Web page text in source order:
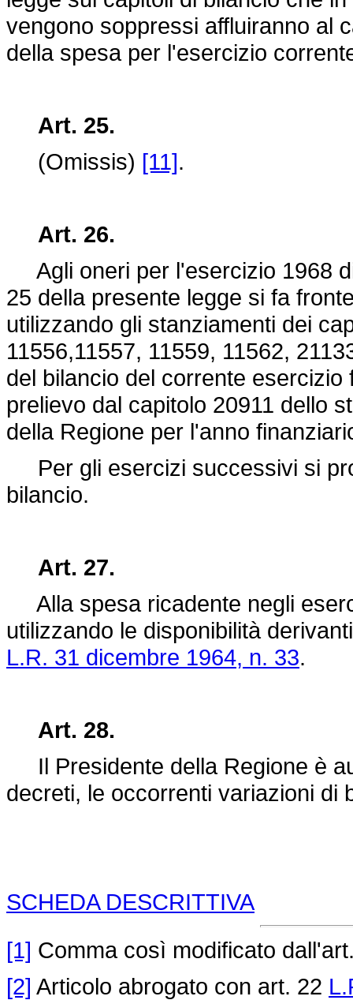
vengono soppressi affluiranno al
della spesa per l'esercizio
Art. 25.
(Omissis) [11].
Art. 26.
Agli oneri per l'esercizio 1968
25 della presente legge si fa
utilizzando gli stanziamenti dei
11556,11557, 11559, 11562,
del bilancio del corrente
prelievo dal capitolo 20911 dello
della Regione per l'anno
Per gli esercizi successivi si
bilancio.
Art. 27.
Alla spesa ricadente negli
utilizzando le disponibilità
L.R. 31 dicembre 1964, n. 33.
Art. 28.
Il Presidente della Regione è
decreti, le occorrenti variazioni di
SCHEDA DESCRITTIVA
[1] Comma così modificato
[2] Articolo abrogato con art. 22